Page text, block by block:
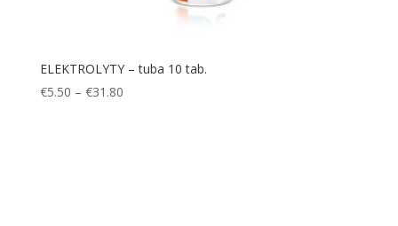
ELEKTROLYTY – tuba 10 tab.
€5.50 – €31.80Price